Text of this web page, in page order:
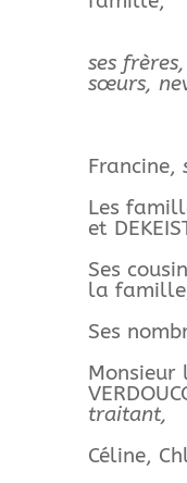
ses
sœurs,
Francine,
Les
et
Ses
la
Ses
Monsieur
traitant,
Céline,